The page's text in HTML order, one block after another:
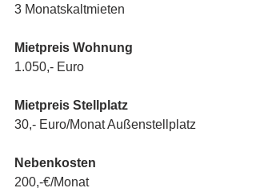
3 Monatskaltmieten
Mietpreis Wohnung
1.050,- Euro
Mietpreis Stellplatz
30,- Euro/Monat Außenstellplatz
Nebenkosten
200,-€/Monat